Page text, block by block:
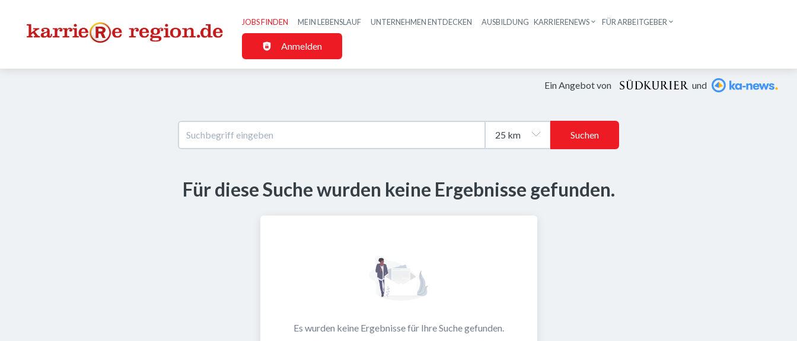
Haupt-Navigation
JOBS FINDEN MEIN LEBENSLAUF UNTERNEHMEN ENTDECKEN AUSBILDUNG KARRIERENEWS FÜR ARBEITGEBER
Anmelden
Ein Angebot von und
Suchen
Für diese Suche wurden keine Ergebnisse gefunden.
Es wurden keine Ergebnisse für Ihre Suche gefunden.